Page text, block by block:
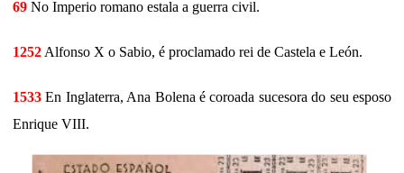
69 No Imperio romano estala a guerra civil.
1252 Alfonso X o Sabio, é proclamado rei de Castela e León.
1533 En Inglaterra, Ana Bolena é coroada sucesora do seu esposo
Enrique VIII.